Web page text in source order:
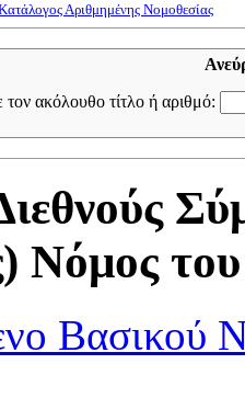
Αριθμημένης Νομοθεσίας
ακόλουθο τίτλο ή αριθμό:
Νόμος
Βασικού